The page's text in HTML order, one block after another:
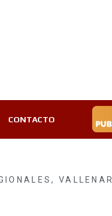
CONTACTO
, VALLENAR